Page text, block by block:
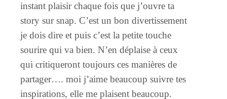
instant plaisir chaque fois que j’ouvre ta
story sur snap. C’est un bon divertissement
je dois dire et puis c’est la petite touche
sourire qui va bien. N’en déplaise à ceux
qui critiqueront toujours ces manières de
partager…. moi j’aime beaucoup suivre tes
inspirations, elle me plaisent beaucoup.